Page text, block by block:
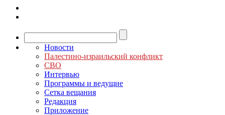
Новости
Палестино-израильский конфликт
СВО
Интервью
Программы и ведущие
Сетка вещания
Редакция
Приложение